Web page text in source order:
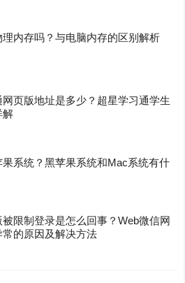
内存吗？与电脑内存的区别解析
网页版地址是多少？超星学习通学生
解
果系统？黑苹果系统和Mac系统有什
限制登录是怎么回事？Web微信网
的原因及解决方法